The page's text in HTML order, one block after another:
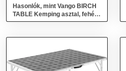
Hasonlók, mint Vango BIRCH
TABLE Kemping asztal, fehér,
méret